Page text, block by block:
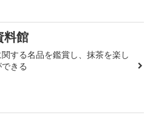
料館
する名品を鑑賞し、抹茶を楽し
きる